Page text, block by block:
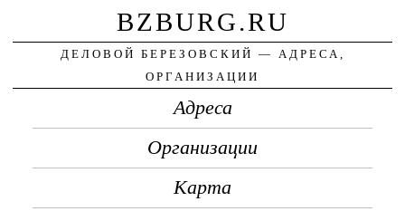
BZBURG.RU
ДЕЛОВОЙ БЕРЕЗОВСКИЙ — АДРЕСА,
ОРГАНИЗАЦИИ
Адреса
Организации
Карта